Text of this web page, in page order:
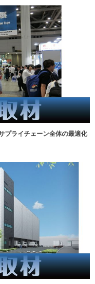
プライチェーン全体の最適化